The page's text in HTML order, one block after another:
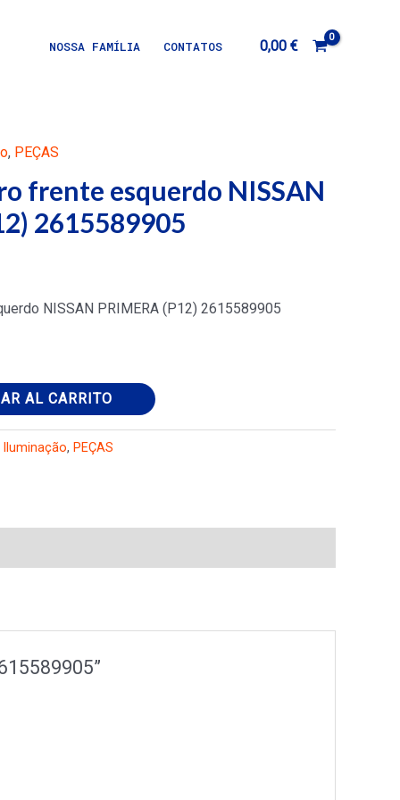
NOSSA FAMÍLIA CONTATOS 0,00 €
, PEÇAS
frente esquerdo NISSAN
2615589905
NISSAN PRIMERA (P12) 2615589905
AL CARRITO
Iluminação, PEÇAS